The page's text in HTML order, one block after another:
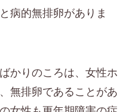
病的無排卵がありま
かりのころは、女性ホ
無排卵であることがあ